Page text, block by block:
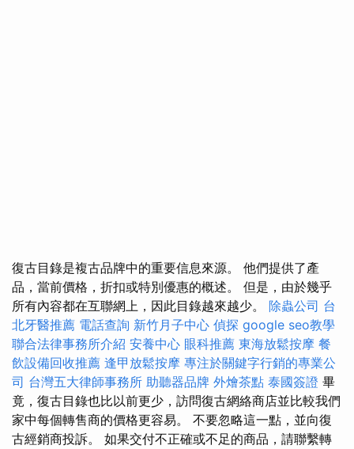
復古目錄是複古品牌中的重要信息來源。 他們提供了產
品，當前價格，折扣或特別優惠的概述。 但是，由於幾乎
所有內容都在互聯網上，因此目錄越來越少。 除蟲公司 台
北牙醫推薦 電話查詢 新竹月子中心 偵探 google seo教學
聯合法律事務所介紹 安養中心 眼科推薦 東海放鬆按摩 餐
飲設備回收推薦 逢甲放鬆按摩 專注於關鍵字行銷的專業公
司 台灣五大律師事務所 助聽器品牌 外燴茶點 泰國簽證 畢
竟，復古目錄也比以前更少，訪問復古網絡商店並比較我們
家中每個轉售商的價格更容易。 不要忽略這一點，並向復
古經銷商投訴。 如果交付不正確或不足的商品，請聯繫轉